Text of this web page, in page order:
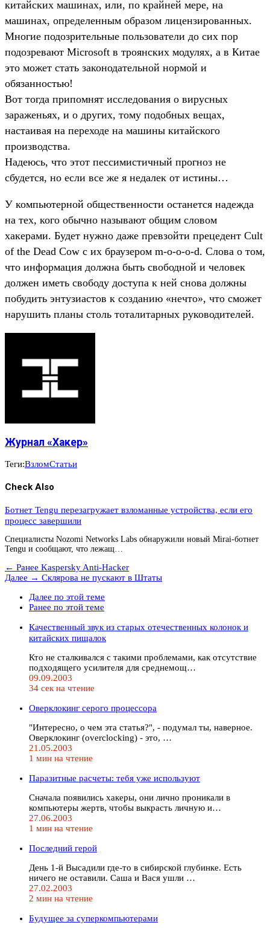
китайских машинах, или, по крайней мере, на
машинах, определенным образом лицензированных.
Многие подозрительные пользователи до сих пор
подозревают Microsoft в троянских модулях, а в Китае
это может стать законодательной нормой и
обязанностью!
Вот тогда припомнят исследования о вирусных
зараженьях, и о других, тому подобных вещах,
настаивая на переходе на машины китайского
производства.
Надеюсь, что этот пессимистичный прогноз не
сбудется, но если все же я недалек от истины…
У компьютерной общественности останется надежда
на тех, кого обычно называют общим словом
хакерами. Будет нужно даже превзойти прецедент Cult
of the Dead Cow с их браузером m-o-o-o-d. Слова о том,
что информация должна быть свободной и человек
должен иметь свободу доступа к ней снова должны
побудить энтузиастов к созданию «нечто», что сможет
нарушить планы столь тоталитарных руководителей.
Журнал «Хакер»
Теги:ВзломСтатьи
Check Also
Ботнет Tengu перезагружает взломанные устройства, если его
процесс завершили
Специалисты Nozomi Networks Labs обнаружили новый Mirai-ботнет
Tengu и сообщают, что лежащ…
← Ранее Kaspersky Anti-Hacker
Далее → Склярова не пускают в Штаты
Далее по этой теме
Ранее по этой теме
Качественный звук из старых отечественных колонок и
китайских пищалок
Кто не сталкивался с такими проблемами, как отсутствие
подходящего усилителя для среднемощ…
09.09.2003
34 сек на чтение
Оверклокинг серого процессора
"Интересно, о чем эта статья?", - подумал ты, наверное.
Оверклокинг (overclocking) - это, …
21.05.2003
1 мин на чтение
Паразитные расчеты: тебя уже используют
Сначала появились хакеры, они лично проникали в
компьютеры жертв, чтобы выкрасть личную и…
27.06.2003
1 мин на чтение
Последний герой
День 1-й Высадили где-то в сибирской глубинке. Есть
ничего не оставили. Саша и Вася ушли …
27.02.2003
2 мин на чтение
Будущее за суперкомпьютерами